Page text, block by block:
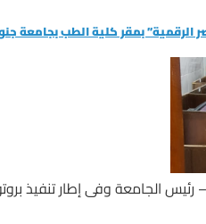
الرقمية” بمقر كلية الطب بجامعة
الجامعة وفى إطار تنفيذ